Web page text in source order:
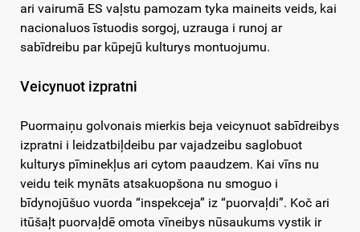
ari vairumā ES vaļstu pamozam tyka maineits veids, kai
nacionaluos īstuodis sorgoj, uzrauga i runoj ar
sabīdreibu par kūpejū kulturys montuojumu.
Veicynuot izpratni
Puormaiņu golvonais mierkis beja veicynuot sabīdreibys
izpratni i leidzatbiļdeibu par vajadzeibu saglobuot
kulturys pīminekļus ari cytom paaudzem. Kai vīns nu
veidu teik mynāts atsakuopšona nu smoguo i
bīdynojūšuo vuorda “inspekceja” iz “puorvaļdi”. Koč ari
itūšaļt puorvaļdē omota vīneibys nūsaukums vystik ir